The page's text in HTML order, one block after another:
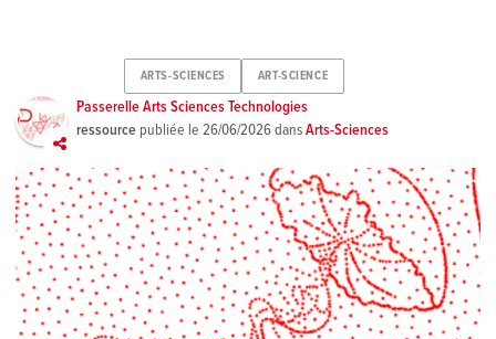
ARTS-SCIENCES ART-SCIENCE
Passerelle Arts Sciences Technologies
ressource publiée le26/06/2026dansArts-Sciences